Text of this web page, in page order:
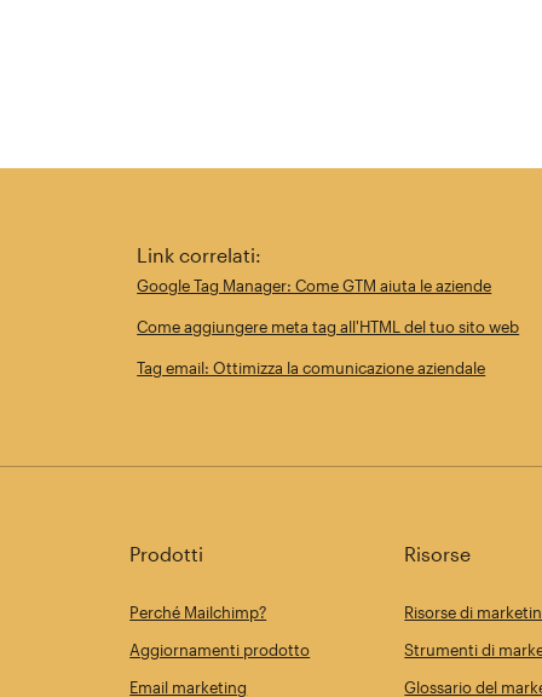
Link correlati:
Google Tag Manager: Come GTM aiuta le aziende
Come aggiungere meta tag all'HTML del tuo sito web
Tag email: Ottimizza la comunicazione aziendale
Prodotti
Perché Mailchimp?
Aggiornamenti prodotto
Email marketing
Risorse
Risorse di
Strumenti di
Glossario del